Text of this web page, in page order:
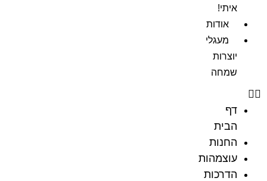
איתי!
אודות
מעגלי
יוצרות
שמחה
דף
הבית
החנות
עוצמהות
הדרכות